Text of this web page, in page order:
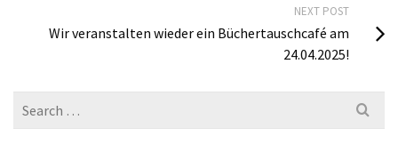
NEXT POST
Wir veranstalten wieder ein Büchertauschcafé am
24.04.2025!
Search